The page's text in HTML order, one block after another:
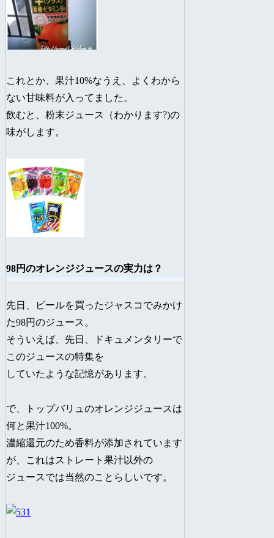
これとか、果汁10%なうえ、よくわから
ない甘味料が入ってました。
飲むと、粉末ジュース（わかります?)の
味がします。
98円のオレンジジュースの実力は？
先日、ビールを買ったジャスコでみかけ
た98円のジュース。
そういえば、先日、ドキュメンタリーで
このジュースの特集を
していたような記憶があります。
で、トップバリュのオレンジジュースは
何と果汁100%。
濃縮還元のため香料が添加されています
が、これはストレート果汁以外の
ジュースでは当然のことらしいです。